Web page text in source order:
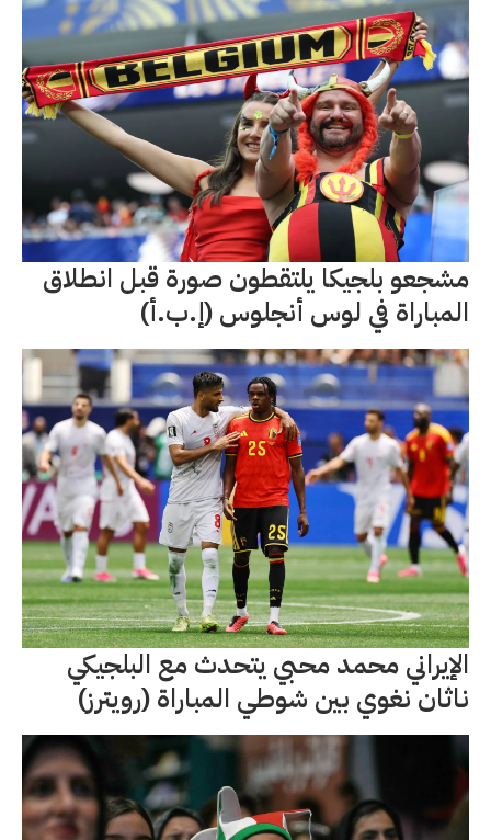
مشجعو بلجيكا يلتقطون صورة قبل انطلاق
المباراة في لوس أنجلوس (إ.ب.أ)
الإيراني محمد محبي يتحدث مع البلجيكي
ناثان نغوي بين شوطي المباراة (رويترز)